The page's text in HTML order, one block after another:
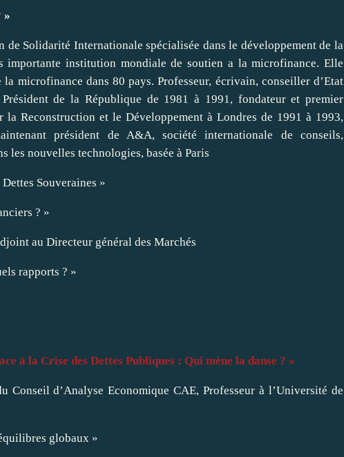
»
de Solidarité Internationale spécialisée dans le développement de la
importante institution mondiale de soutien a la microfinance. Elle
microfinance dans 80 pays. Professeur, écrivain, conseiller d’Etat
de la République de 1981 à 1991, fondateur et premier
la Reconstruction et le Développement à Londres de 1991 à 1993,
président de A&A, société internationale de conseils,
les nouvelles technologies, basée à Paris
Souveraines »
? »
au Directeur général des Marchés
rapports ? »
à la Crise des Dettes Publiques : Qui mène la danse ? »
Conseil d’Analyse Economique CAE, Professeur à l’Université de
globaux »